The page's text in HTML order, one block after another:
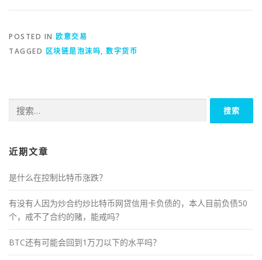
POSTED IN 欧意交易
TAGGED 区块链是泡沫吗, 数字货币
索：
近期文章
是什么在控制比特币涨跌？
有没有人因为炒合约炒比特币网贷信用卡负债的，本人目前负债50
个，戒不了合约的赌，能戒吗？
BTC还有可能会回到1万刀以下的水平吗？